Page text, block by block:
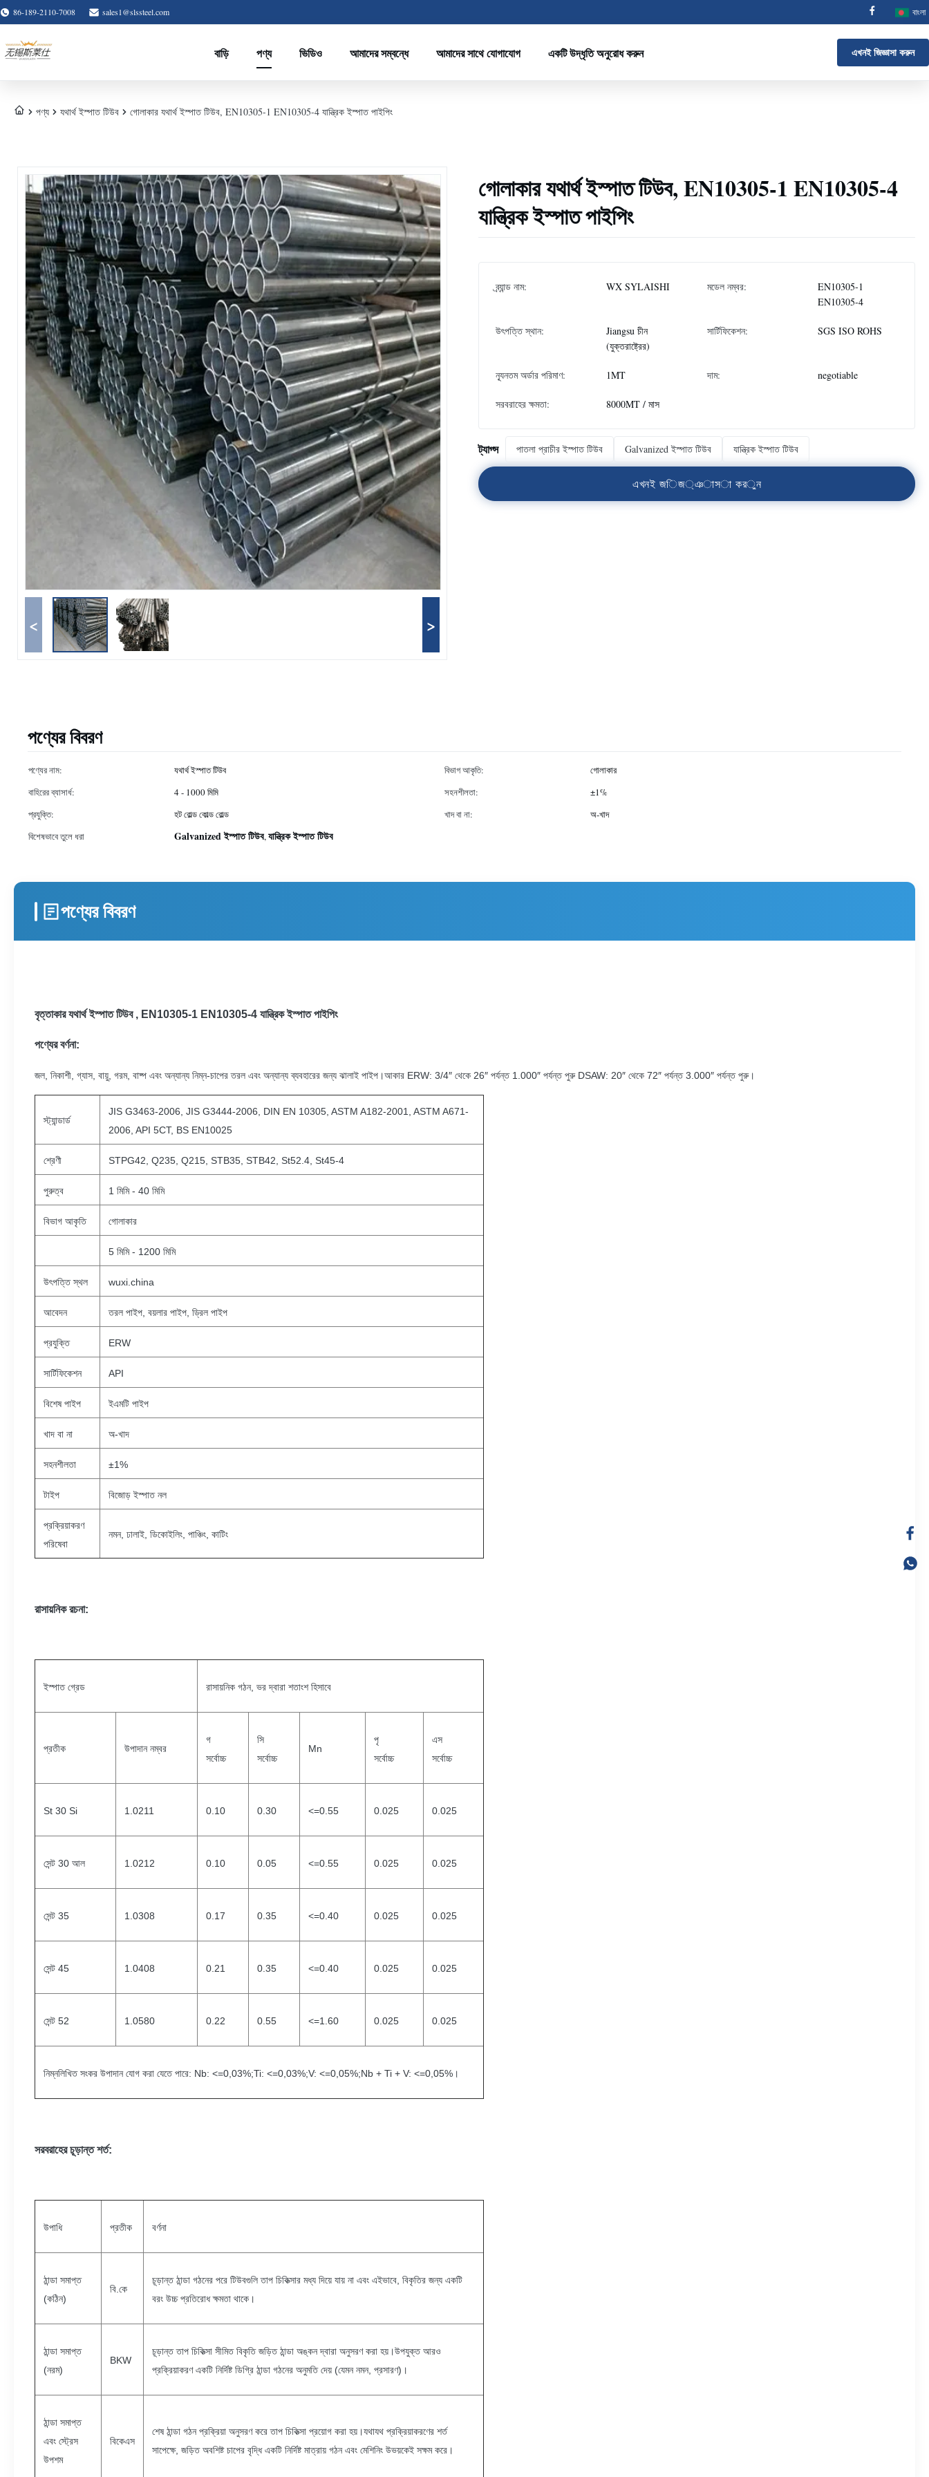
86-189-2110-7008 sales1@slssteel.com বাংলা
বাড়ি পণ্য ভিডিও আমাদের সম্বন্ধে আমাদের সাথে যোগাযোগ একটি উদ্ধৃতি অনুরোধ করুন এখনই জিজ্ঞাসা করুন
পণ্য যথার্থ ইস্পাত টিউব গোলাকার যথার্থ ইস্পাত টিউব, EN10305-1 EN10305-4 যান্ত্রিক ইস্পাত পাইপিং
< >
গোলাকার যথার্থ ইস্পাত টিউব, EN10305-1 EN10305-4
যান্ত্রিক ইস্পাত পাইপিং
ব্র্যান্ড নাম: WX SYLAISHI মডেল নম্বর:
EN10305-1
EN10305-4
উৎপত্তি স্থান:
Jiangsu চীন
(যুক্তরাষ্ট্রের)
সার্টিফিকেশন: SGS ISO ROHS
ন্যূনতম অর্ডার পরিমাণ: 1MT দাম: negotiable
সরবরাহের ক্ষমতা: 8000MT / মাস
ট্যাগ্স পাতলা প্রাচীর ইস্পাত টিউব Galvanized ইস্পাত টিউব যান্ত্রিক ইস্পাত টিউব
এখনই জিজ্ঞাসা করুন
পণ্যের বিবরণ
পণ্যের নাম: যথার্থ ইস্পাত টিউব বিভাগ আকৃতি:
গোলাকার
বাহিরের ব্যাসার্ধ:
4 - 1000 মিমি সহনশীলতা:
±1%
প্রযুক্তি:
হট রোল্ড কোল্ড রোল্ড খাদ বা না:
অ-খাদ
বিশেষভাবে তুলে ধরা
Galvanized ইস্পাত টিউব,যান্ত্রিক ইস্পাত টিউব
পণ্যের বিবরণ
বৃত্তাকার যথার্থ ইস্পাত টিউব , EN10305-1 EN10305-4 যান্ত্রিক ইস্পাত পাইপিং
পণ্যের বর্ণনা:
জল, নিকাশী, গ্যাস, বায়ু, গরম, বাষ্প এবং অন্যান্য নিম্ন-চাপের তরল এবং অন্যান্য ব্যবহারের জন্য ঝালাই পাইপ।আকার ERW: 3/4″ থেকে 26″ পর্যন্ত 1.000″ পর্যন্ত পুরু DSAW: 20″ থেকে 72″ পর্যন্ত 3.000″ পর্যন্ত পুরু।
স্ট্যান্ডার্ড
JIS G3463-2006, JIS G3444-2006, DIN EN 10305, ASTM A182-2001, ASTM A671-
2006, API 5CT, BS EN10025
শ্রেণী STPG42, Q235, Q215, STB35, STB42, St52.4, St45-4
পুরুত্ব 1 মিমি - 40 মিমি
বিভাগ আকৃতি গোলাকার
5 মিমি - 1200 মিমি
উৎপত্তি স্থল wuxi.china
আবেদন তরল পাইপ, বয়লার পাইপ, ড্রিল পাইপ
প্রযুক্তি ERW
সার্টিফিকেশন API
বিশেষ পাইপ ইএমটি পাইপ
খাদ বা না অ-খাদ
সহনশীলতা ±1%
টাইপ বিজোড় ইস্পাত নল
প্রক্রিয়াকরণ
পরিষেবা
নমন, ঢালাই, ডিকোইলিং, পাঞ্চিং, কাটিং
রাসায়নিক রচনা:
ইস্পাত গ্রেড রাসায়নিক গঠন, ভর দ্বারা শতাংশ হিসাবে
প্রতীক উপাদান নম্বর
গ
সর্বোচ্চ
সি
সর্বোচ্চ
Mn
পৃ
সর্বোচ্চ
এস
সর্বোচ্চ
St 30 Si 1.0211 0.10 0.30 <=0.55 0.025 0.025
সেন্ট 30 আল 1.0212 0.10 0.05 <=0.55 0.025 0.025
সেন্ট 35 1.0308 0.17 0.35 <=0.40 0.025 0.025
সেন্ট 45 1.0408 0.21 0.35 <=0.40 0.025 0.025
সেন্ট 52 1.0580 0.22 0.55 <=1.60 0.025 0.025
নিম্নলিখিত সংকর উপাদান যোগ করা যেতে পারে: Nb: <=0,03%;Ti: <=0,03%;V: <=0,05%;Nb + Ti + V: <=0,05%।
সরবরাহের চূড়ান্ত শর্ত:
উপাধি প্রতীক বর্ণনা
ঠান্ডা সমাপ্ত
(কঠিন)
বি.কে
চূড়ান্ত ঠান্ডা গঠনের পরে টিউবগুলি তাপ চিকিত্সার মধ্য দিয়ে যায় না এবং এইভাবে, বিকৃতির জন্য একটি
বরং উচ্চ প্রতিরোধ ক্ষমতা থাকে।
ঠান্ডা সমাপ্ত
(নরম)
BKW
চূড়ান্ত তাপ চিকিত্সা সীমিত বিকৃতি জড়িত ঠান্ডা অঙ্কন দ্বারা অনুসরণ করা হয়।উপযুক্ত আরও
প্রক্রিয়াকরণ একটি নির্দিষ্ট ডিগ্রি ঠান্ডা গঠনের অনুমতি দেয় (যেমন নমন, প্রসারণ)।
ঠান্ডা সমাপ্ত
এবং স্ট্রেস
উপশম
বিকেএস
শেষ ঠান্ডা গঠন প্রক্রিয়া অনুসরণ করে তাপ চিকিত্সা প্রয়োগ করা হয়।যথাযথ প্রক্রিয়াকরণের শর্ত
সাপেক্ষে, জড়িত অবশিষ্ট চাপের বৃদ্ধি একটি নির্দিষ্ট মাত্রায় গঠন এবং মেশিনিং উভয়কেই সক্ষম করে।